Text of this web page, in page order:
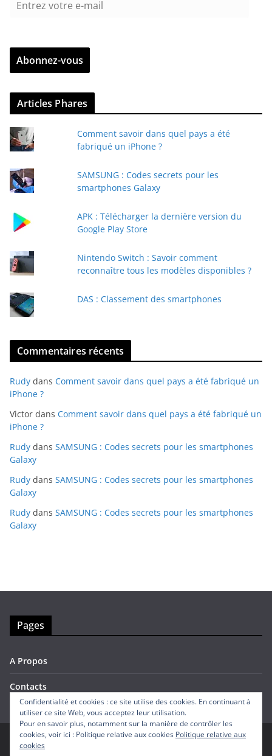
r
z
v
r
e
e
a
Abonnez-vous
Articles Phares
Comment savoir dans quel pays a été
fabriqué un iPhone ?
SAMSUNG : Codes secrets pour les
smartphones Galaxy
APK : Télécharger la dernière version du
Google Play Store
Nintendo Switch : Savoir comment
reconnaître tous les modèles disponibles ?
DAS : Classement des smartphones
Commentaires récents
Rudy dans Comment savoir dans quel pays a été fabriqué un
iPhone ?
Victor dans Comment savoir dans quel pays a été fabriqué un
iPhone ?
Rudy dans SAMSUNG : Codes secrets pour les smartphones
Galaxy
Rudy dans SAMSUNG : Codes secrets pour les smartphones
Galaxy
Rudy dans SAMSUNG : Codes secrets pour les smartphones
Galaxy
Pages
A Propos
Contacts
Confidentialité et cookies : ce site utilise des cookies. En continuant à
utiliser ce site Web, vous acceptez leur utilisation.
Pour en savoir plus, notamment sur la manière de contrôler les
cookies, voir ici : Politique relative aux cookies Politique relative aux
cookies